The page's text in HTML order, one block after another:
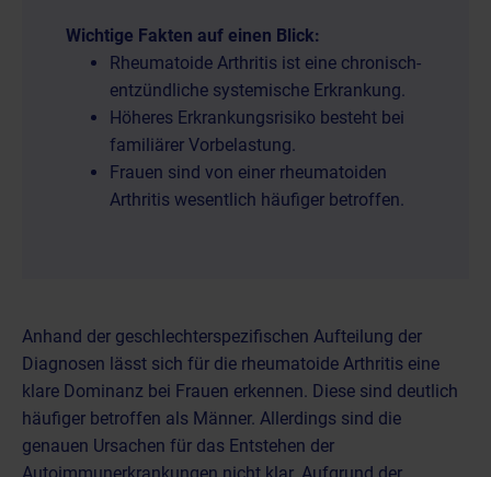
Wichtige Fakten auf einen Blick:
Rheumatoide Arthritis ist eine chronisch-
entzündliche systemische Erkrankung.
Höheres Erkrankungsrisiko besteht bei
familiärer Vorbelastung.
Frauen sind von einer rheumatoiden
Arthritis wesentlich häufiger betroffen.
Anhand der geschlechterspezifischen Aufteilung der
Diagnosen lässt sich für die rheumatoide Arthritis eine
klare Dominanz bei Frauen erkennen. Diese sind deutlich
häufiger betroffen als Männer. Allerdings sind die
genauen Ursachen für das Entstehen der